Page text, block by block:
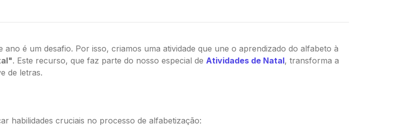
é um desafio. Por isso, criamos uma atividade que une o aprendizado do alfabeto à
. Este recurso, que faz parte do nosso especial de Atividades de Natal, transforma a
de letras.
habilidades cruciais no processo de alfabetização: